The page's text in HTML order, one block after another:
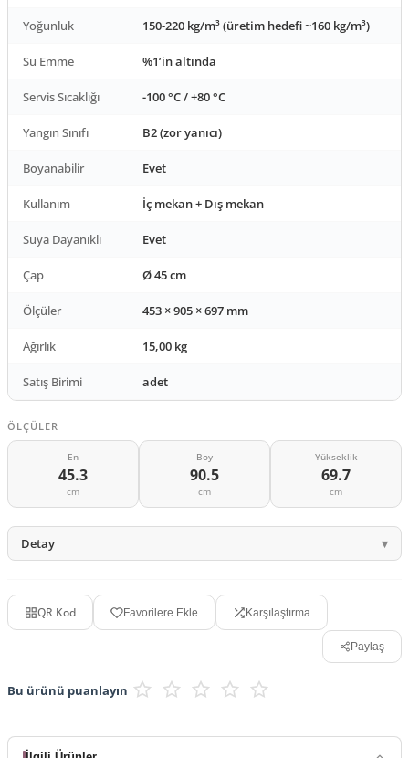
Yoğunluk 150-220 kg/m³ (üretim hedefi ~160 kg/m³)
Su Emme %1’in altında
Servis Sıcaklığı -100 °C / +80 °C
Yangın Sınıfı B2 (zor yanıcı)
Boyanabilir Evet
Kullanım İç mekan + Dış mekan
Suya Dayanıklı Evet
Çap Ø 45 cm
Ölçüler 453 × 905 × 697 mm
Ağırlık 15,00 kg
Satış Birimi adet
ÖLÇÜLER
En
45.3
cm
Boy
90.5
cm
Yükseklik
69.7
cm
Detay
QR Kod Favorilere Ekle Karşılaştırma
Paylaş
Bu ürünü puanlayın